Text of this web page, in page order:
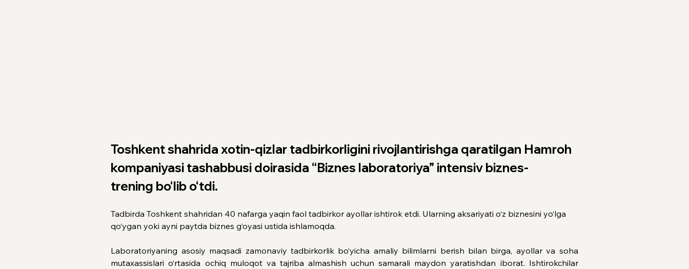
Toshkent shahrida xotin-qizlar tadbirkorligini rivojlantirishga qaratilgan Hamroh
kompaniyasi tashabbusi doirasida “Biznes laboratoriya” intensiv biznes-
trening bo‘lib o‘tdi.
Tadbirda Toshkent shahridan 40 nafarga yaqin faol tadbirkor ayollar ishtirok etdi. Ularning aksariyati o‘z biznesini yo‘lga
qo‘ygan yoki ayni paytda biznes g‘oyasi ustida ishlamoqda.
Laboratoriyaning asosiy maqsadi zamonaviy tadbirkorlik bo‘yicha amaliy bilimlarni berish bilan birga, ayollar va soha
mutaxassislari o‘rtasida ochiq muloqot va tajriba almashish uchun samarali maydon yaratishdan iborat. Ishtirokchilar